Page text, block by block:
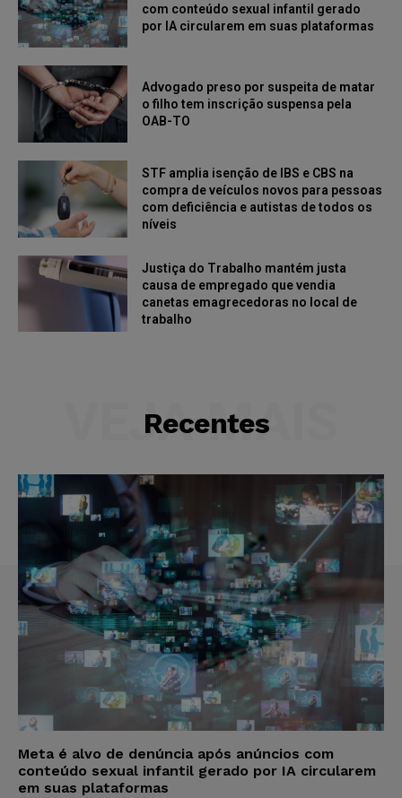
com conteúdo sexual infantil gerado
por IA circularem em suas plataformas
Advogado preso por suspeita de matar
o filho tem inscrição suspensa pela
OAB-TO
STF amplia isenção de IBS e CBS na
compra de veículos novos para pessoas
com deficiência e autistas de todos os
níveis
Justiça do Trabalho mantém justa
causa de empregado que vendia
canetas emagrecedoras no local de
trabalho
Recentes
VEJA MAIS
Meta é alvo de denúncia após anúncios com
conteúdo sexual infantil gerado por IA circularem
em suas plataformas